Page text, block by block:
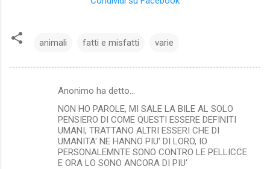
animali fatti e misfatti varie
Anonimo ha detto…
NON HO PAROLE, MI SALE LA BILE AL SOLO
PENSIERO DI COME QUESTI ESSERE DEFINITI
UMANI, TRATTANO ALTRI ESSERI CHE DI
UMANITA' NE HANNO PIU' DI LORO, IO
PERSONALEMNTE SONO CONTRO LE PELLICCE
E ORA LO SONO ANCORA DI PIU'